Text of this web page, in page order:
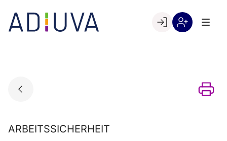
content
Go to landing page.
ARBEITSSICHERHEIT